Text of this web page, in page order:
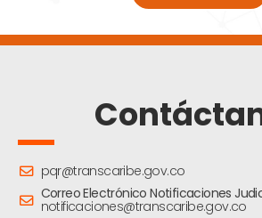
pqr@transcaribe.gov.co
Correo Electrónico Notificaciones
notificaciones@transcaribe.gov.co